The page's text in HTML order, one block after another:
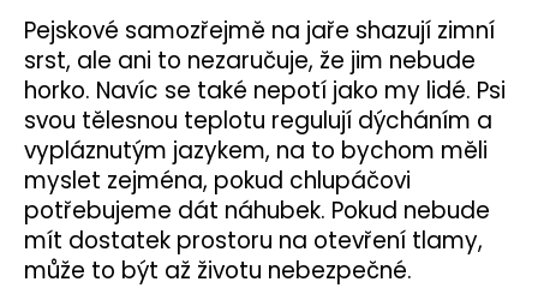
Pejskové samozřejmě na jaře shazují zimní
srst, ale ani to nezaručuje, že jim nebude
horko. Navíc se také nepotí jako my lidé. Psi
svou tělesnou teplotu regulují dýcháním a
vypláznutým jazykem, na to bychom měli
myslet zejména, pokud chlupáčovi
potřebujeme dát náhubek. Pokud nebude
mít dostatek prostoru na otevření tlamy,
může to být až životu nebezpečné.
j
í
t
?
HLEDAT